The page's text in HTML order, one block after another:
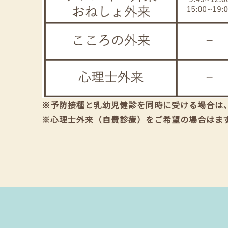
※予防接種と乳幼児健診を同時に受ける場合
※心理士外来（自費診療）をご希望の場合は